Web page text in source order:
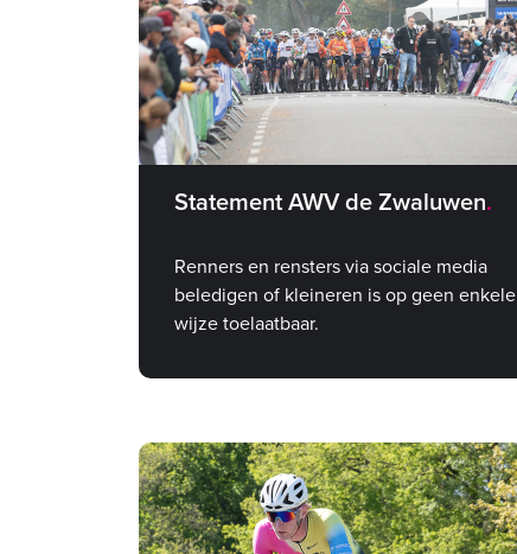
Statement AWV de Zwaluwen
Renners en rensters via sociale media
beledigen of kleineren is op geen enkele
wijze toelaatbaar.